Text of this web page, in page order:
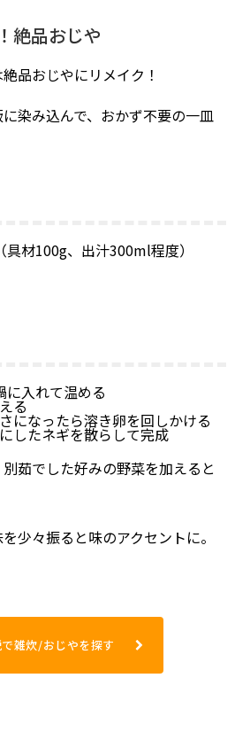
絶品おじや
品おじやにリメイク！
染み込んで、おかず不要の一皿
材100g、出汁300ml程度）
に入れて温める
る
になったら溶き卵を回しかける
したネギを散らして完成
茹でした好みの野菜を加えると
少々振ると味のアクセントに。
雑炊/おじやを探す